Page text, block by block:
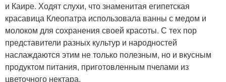
Витамины для нервной
системы
и Каире. Ходят слухи, что знаменитая египетская
красавица Клеопатра использовала ванны с медом и
молоком для сохранения своей красоты. С тех пор
представители разных культур и народностей
наслаждаются этим не только полезным, но и вкусным
продуктом питания, приготовленным пчелами из
цветочного нектара.